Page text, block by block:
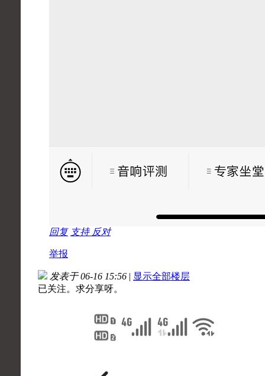
回复 支持 反对
举报
发表于 06-16 15:56 | 显示全部楼层
已关注。求分享呀。